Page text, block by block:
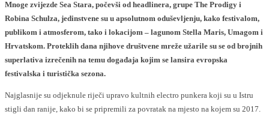
Mnoge zvijezde Sea Stara, počevši od headlinera, grupe The Prodigy i
Robina Schulza, jedinstvene su u apsolutnom oduševljenju, kako festivalom,
publikom i atmosferom, tako i lokacijom – lagunom Stella Maris, Umagom i
Hrvatskom. Proteklih dana njihove društvene mreže užarile su se od brojnih
superlativa izrečenih na temu događaja kojim se lansira evropska
festivalska i turistička sezona.
Najglasnije su odjeknule riječi upravo kultnih electro punkera koji su u Istru
stigli dan ranije, kako bi se pripremili za povratak na mjesto na kojem su 2017.